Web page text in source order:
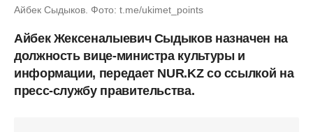
Айбек Сыдыков. Фото: t.me/ukimet_points
Айбек Жексеналыевич Сыдыков назначен на
должность вице-министра культуры и
информации, передает NUR.KZ со ссылкой на
пресс-службу правительства.